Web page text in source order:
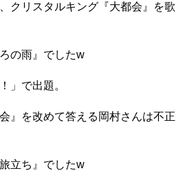
クリスタルキング『大都会』を歌
の雨』でしたw
」で出題。
』を改めて答える岡村さんは不正
立ち』でしたw